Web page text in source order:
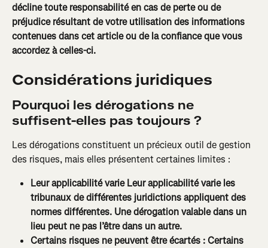
décline toute responsabilité en cas de perte ou de
préjudice résultant de votre utilisation des informations
contenues dans cet article ou de la confiance que vous
accordez à celles-ci.
Considérations juridiques
Pourquoi les dérogations ne
suffisent-elles pas toujours ?
Les dérogations constituent un précieux outil de gestion
des risques, mais elles présentent certaines limites :
Leur applicabilité varie Leur applicabilité varie les
tribunaux de différentes juridictions appliquent des
normes différentes. Une dérogation valable dans un
lieu peut ne pas l’être dans un autre.
Certains risques ne peuvent être écartés :Certains